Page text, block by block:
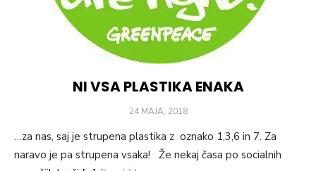
NI VSA PLASTIKA ENAKA
POSTED
24 MAJA, 2018
…za nas, saj je strupena plastika z oznako 1,3,6 in 7. Za
naravo je pa strupena vsaka! Že nekaj časa po socialnih